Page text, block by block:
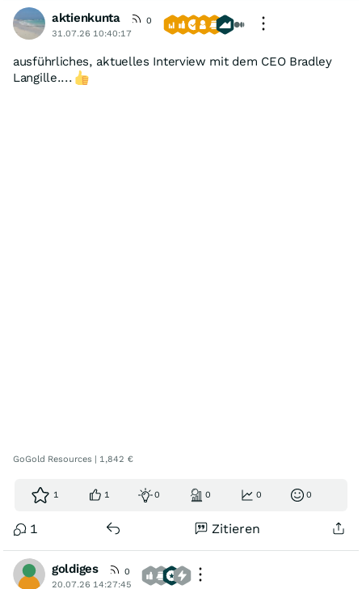
aktienkunta
0
31.07.26 10:40:17
ausführliches, aktuelles Interview mit dem CEO Bradley
Langille....
GoGold Resources | 1,842 €
1 1 0 0 0 0
1 Zitieren
goldiges
0
20.07.26 14:27:45